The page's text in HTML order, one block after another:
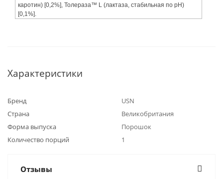
каротин) [0,2%], Толераза™ L (лактаза, стабильная по рН)
[0,1%].
Характеристики
Бренд
USN
Страна
Великобритания
Форма выпуска
Порошок
Количество порций
1
Отзывы